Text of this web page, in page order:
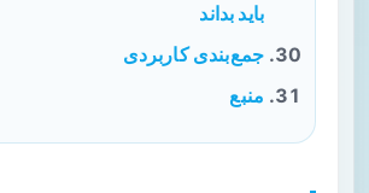
باید بداند
جمع‌بندی کاربردی
منبع